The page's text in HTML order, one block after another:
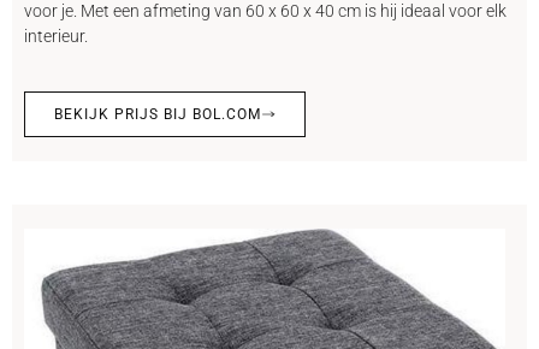
voor je. Met een afmeting van 60 x 60 x 40 cm is hij ideaal voor elk
interieur.
BEKIJK PRIJS BIJ BOL.COM